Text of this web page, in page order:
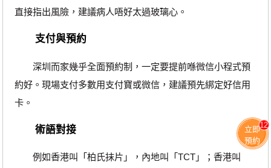
直接指出風險，建議病人唔好太過玻璃心。
支付與預約
深圳而家幾乎全面預約制，一定要提前喺微信小程式預
約好。現場支付多數用支付寶或微信，建議預先綁定好信用
卡。
術語對接
例如香港叫「柏氏抹片」，內地叫「TCT」；香港叫
立即
預約
12